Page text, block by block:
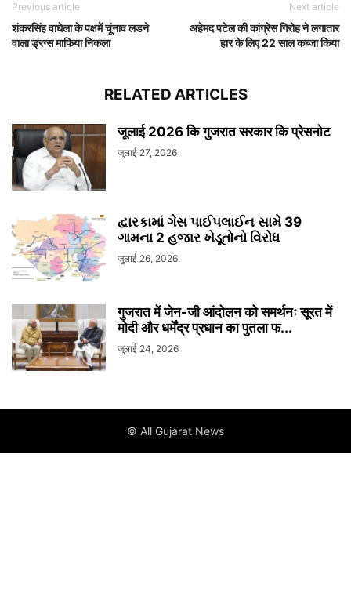
Previous article
शंकरसिंह वाघेला के पक्षमें चूंनाव लडने
वाला ड्रग्स माफिया निकला
Next article
अहेमद पटेल की कांग्रेस गिरोह ने लगातार
हार के लिए 22 साल कब्जा किया
RELATED ARTICLES
जूलाई 2026 कि गुजरात सरकार कि प्रेसनोट
जुलाई 27, 2026
દ્વારકામાં ગેસ પાઈપલાઈન સામે 39
ગામના 2 હજાર ખેડૂતોનો વિરોધ
जुलाई 26, 2026
गुजरात में जेन-जी आंदोलन को समर्थनः सूरत में
मोदी और धर्मेंद्र प्रधान का पुतला फ...
जुलाई 24, 2026
© All Gujarat News